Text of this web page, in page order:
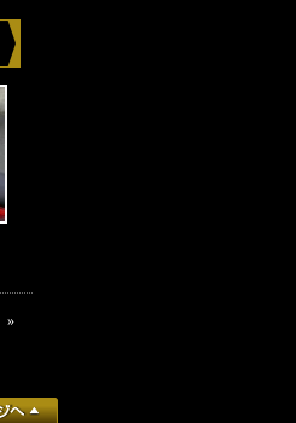
»